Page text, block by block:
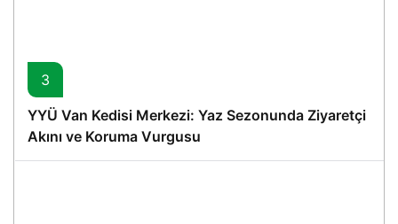
3
YYÜ Van Kedisi Merkezi: Yaz Sezonunda Ziyaretçi
Akını ve Koruma Vurgusu